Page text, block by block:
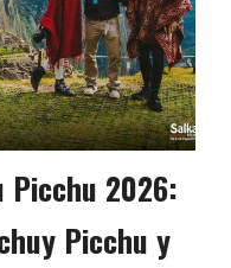
Picchu 2026:
Picchu y